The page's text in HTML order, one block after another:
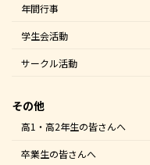
年間行事
学生会活動
サークル活動
その他
高1・高2年生の皆さんへ
卒業生の皆さんへ